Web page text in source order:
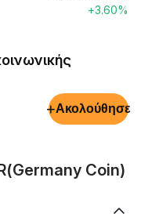
+3.60%
+Ακολούθησε
Coin)